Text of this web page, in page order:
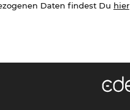
Daten findest Du hier